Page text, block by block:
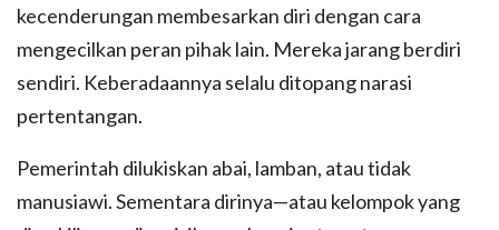
kecenderungan membesarkan diri dengan cara
mengecilkan peran pihak lain. Mereka jarang berdiri
sendiri. Keberadaannya selalu ditopang narasi
pertentangan.
Pemerintah dilukiskan abai, lamban, atau tidak
manusiawi. Sementara dirinya—atau kelompok yang